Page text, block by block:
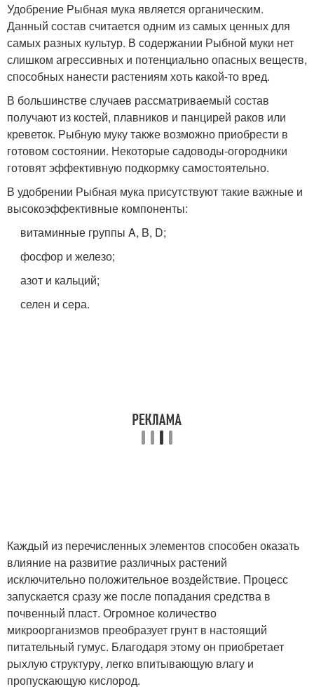
Удобрение Рыбная мука является органическим.
Данный состав считается одним из самых ценных для
самых разных культур. В содержании Рыбной муки нет
слишком агрессивных и потенциально опасных веществ,
способных нанести растениям хоть какой-то вред.
В большинстве случаев рассматриваемый состав
получают из костей, плавников и панцирей раков или
креветок. Рыбную муку также возможно приобрести в
готовом состоянии. Некоторые садоводы-огородники
готовят эффективную подкормку самостоятельно.
В удобрении Рыбная мука присутствуют такие важные и
высокоэффективные компоненты:
витаминные группы A, B, D;
фосфор и железо;
азот и кальций;
селен и сера.
Каждый из перечисленных элементов способен оказать
влияние на развитие различных растений
исключительно положительное воздействие. Процесс
запускается сразу же после попадания средства в
почвенный пласт. Огромное количество
микроорганизмов преобразует грунт в настоящий
питательный гумус. Благодаря этому он приобретает
рыхлую структуру, легко впитывающую влагу и
пропускающую кислород.